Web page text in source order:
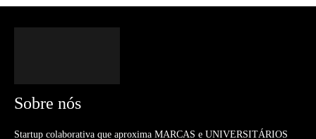
Sobre nós
Startup colaborativa que aproxima MARCAS e UNIVERSITÁRIOS